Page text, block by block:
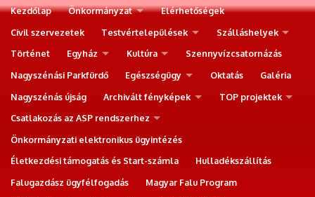
Kezdőlap Önkormányzat
Elérhetőségek
Civil szervezetek
Testvértelepülések
Szálláshelyek
Történet
Egyház Kultúra
Szennyvízcsatornázás
Nagyszénási Parkfürdő
Egészségügy Oktatás
Galéria
Nagyszénás újság
Archivált fényképek
TOP projektek
Csatlakozás az ASP rendszerhez
Önkormányzati elektronikus ügyintézés
Életkezdési támogatás és Start-számla
Hulladékszállítás
Falugazdász ügyfélfogadás
Magyar Falu Program